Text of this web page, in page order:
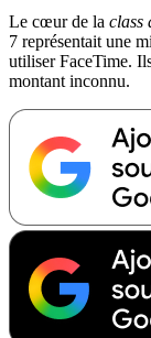
Le cœur de la class
7 représentait une
utiliser FaceTime.
montant inconnu.